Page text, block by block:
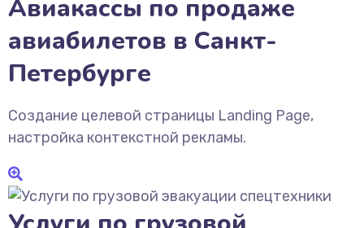
Авиакассы по продаже
авиабилетов в Санкт-
Петербурге
Создание целевой страницы Landing Page,
настройка контекстной рекламы.